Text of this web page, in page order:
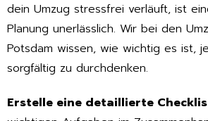
dein Umzug stressfrei verläuft, ist
Planung unerlässlich. Wir bei den
Potsdam wissen, wie wichtig es ist,
sorgfältig zu durchdenken.
Erstelle eine detaillierte